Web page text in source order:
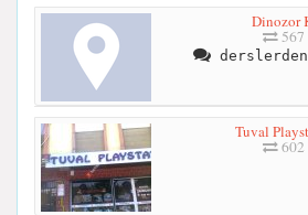
Dinozor
567
derslerden
Tuval
602